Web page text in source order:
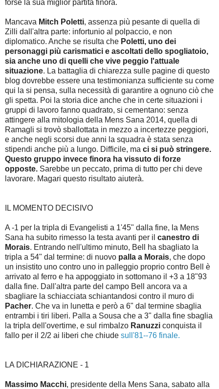
forse la sua miglior partita finora.
Mancava Mitch Poletti, assenza più pesante di quella di
Zilli dall'altra parte: infortunio al polpaccio, e non
diplomatico. Anche se risulta che Poletti, uno dei
personaggi più carismatici e ascoltati dello spogliatoio,
sia anche uno di quelli che vive peggio l'attuale
situazione. La battaglia di chiarezza sulle pagine di questo
blog dovrebbe essere una testimonianza sufficiente su come
qui la si pensa, sulla necessità di garantire a ognuno ciò che
gli spetta. Poi la storia dice anche che in certe situazioni i
gruppi di lavoro fanno quadrato, si cementano: senza
attingere alla mitologia della Mens Sana 2014, quella di
Ramagli si trovò sballottata in mezzo a incertezze peggiori,
e anche negli scorsi due anni la squadra è stata senza
stipendi anche più a lungo. Difficile, ma ci si può stringere.
Questo gruppo invece finora ha vissuto di forze
opposte. Sarebbe un peccato, prima di tutto per chi deve
lavorare. Magari questo risultato aiuterà.
IL MOMENTO DECISIVO
A -1 per la tripla di Evangelisti a 1'45" dalla fine, la Mens
Sana ha subito rimesso la testa avanti per il canestro di
Morais. Entrando nell'ultimo minuto, Bell ha sbagliato la
tripla a 54" dal termine: di nuovo palla a Morais, che dopo
un insistito uno contro uno in palleggio proprio contro Bell è
arrivato al ferro e ha appoggiato in sottomano il +3 a 18"93
dalla fine. Dall'altra parte del campo Bell ancora va a
sbagliare la schiacciata schiantandosi contro il muro di
Pacher. Che va in lunetta e però a 6" dal termine sbaglia
entrambi i tiri liberi. Palla a Sousa che a 3" dalla fine sbaglia
la tripla dell'overtime, e sul rimbalzo Ranuzzi conquista il
fallo per il 2/2 ai liberi che chiude sull'81--76 finale.
LA DICHIARAZIONE - 1
Massimo Macchi, presidente della Mens Sana, sabato alla